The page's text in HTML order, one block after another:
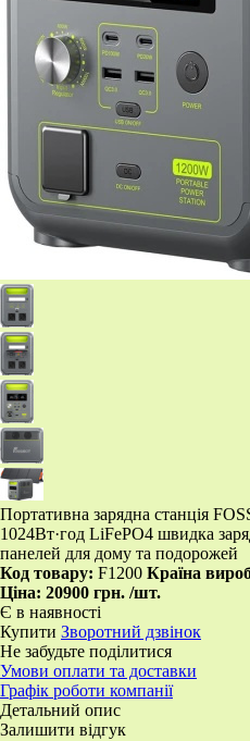
Портативна зарядна станція
1024Вт·год LiFePO4 швидка
панелей для дому та подорожей
Код товару: F1200 Країна
Ціна: 20900 грн. /шт.
Є в наявності
Купити Зворотний дзвінок
Не забудьте поділитися
Умови оплати та доставки
Графік роботи компанії
Детальний опис
Залишити відгук